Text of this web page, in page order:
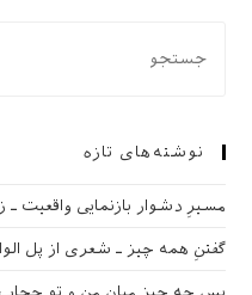
نوشته‌های تازه
مسیرِ دشوار بازنمایی واقعیت ـ
گفتنِ همه چیز ـ شعری از پل